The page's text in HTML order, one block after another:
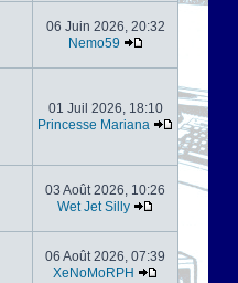
06 Juin 2026, 20:32
Nemo59
01 Juil 2026, 18:10
Princesse Mariana
03 Août 2026, 10:26
Wet Jet Silly
06 Août 2026, 07:39
XeNoMoRPH